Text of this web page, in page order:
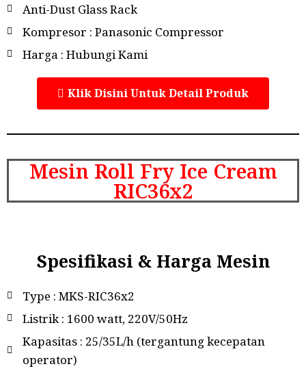
Anti-Dust Glass Rack
Kompresor : Panasonic Compressor
Harga : Hubungi Kami
Klik Disini Untuk Detail Produk
Mesin Roll Fry Ice Cream
RIC36x2
Spesifikasi & Harga Mesin
Type : MKS-RIC36x2
Listrik : 1600 watt, 220V/50Hz
Kapasitas : 25/35L/h (tergantung kecepatan
operator)